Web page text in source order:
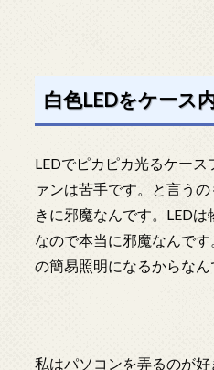
白色LEDをケース
LEDでピカピカ光るケー
ァンは苦手です。と言う
きに邪魔なんです。LED
なので本当に邪魔なんで
の簡易照明になるからなん
私はパソコンを弄るのが